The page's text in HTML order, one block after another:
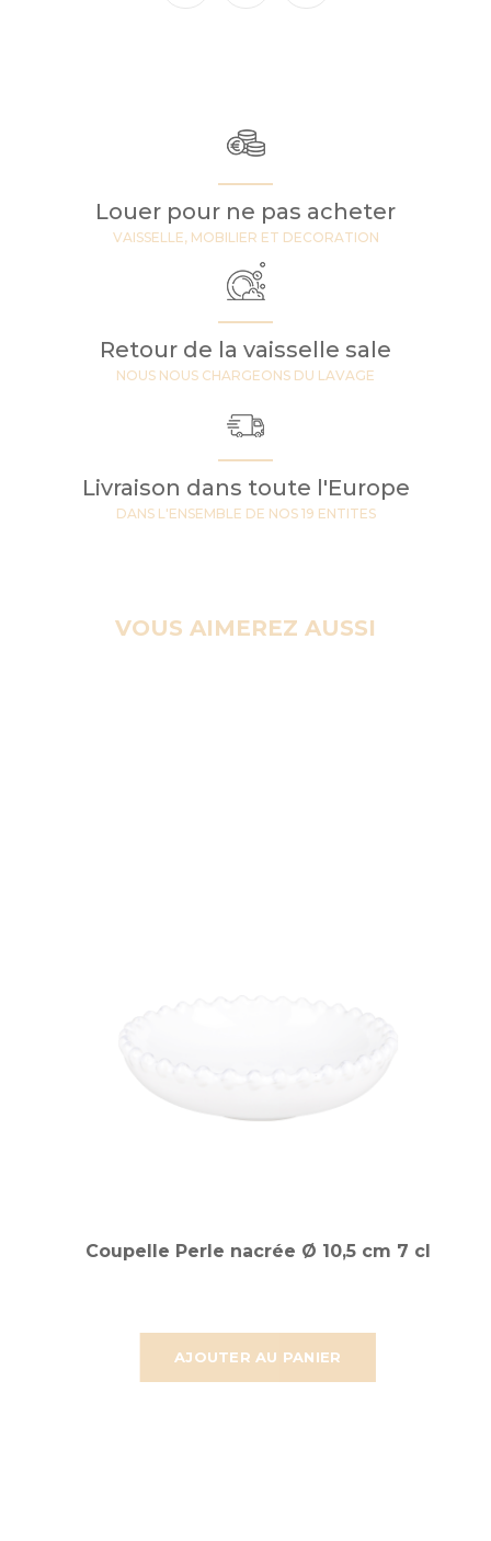
Louer pour ne pas acheter
VAISSELLE, MOBILIER ET DECORATION
Retour de la vaisselle sale
NOUS NOUS CHARGEONS DU LAVAGE
Livraison dans toute l'Europe
DANS L'ENSEMBLE DE NOS 19 ENTITES
VOUS AIMEREZ AUSSI
AJOUTER AU PANIER
Coupelle Perle nacrée Ø 10,5 cm 7 cl